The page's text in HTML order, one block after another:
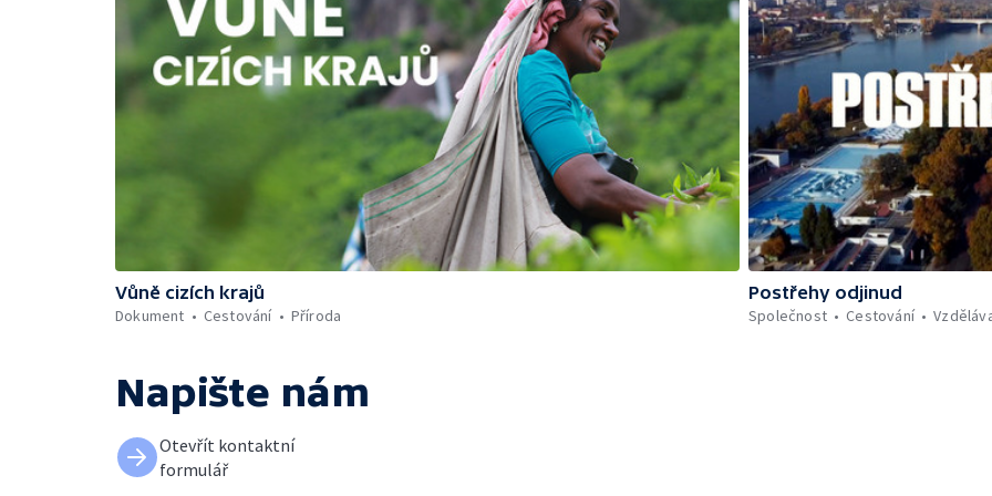
Vůně cizích krajů
Dokument
Cestování Příroda
Postřehy odjinud
Společnost
Cestování
Napište nám
Otevřít kontaktní
formulář